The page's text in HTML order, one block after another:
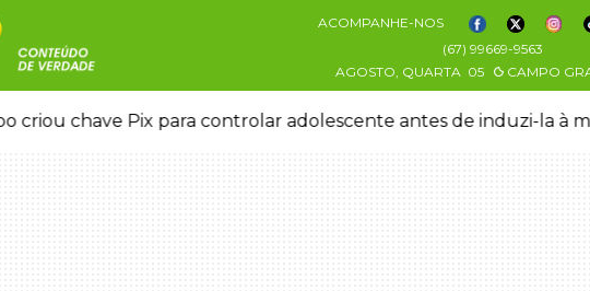
ACOMPANHE-NOS
(67) 99669-9563
AGOSTO, QUARTA 05 CAMPO
criou chave Pix para controlar adolescente antes de induzi-la à